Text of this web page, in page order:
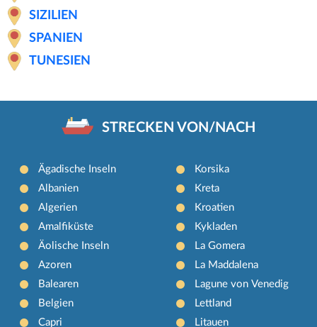
SIZILIEN
SPANIEN
TUNESIEN
STRECKEN VON/NACH
Ägadische Inseln
Albanien
Algerien
Amalfiküste
Äolische Inseln
Azoren
Balearen
Belgien
Capri
Korsika
Kreta
Kroatien
Kykladen
La Gomera
La Maddalena
Lagune von Venedig
Lettland
Litauen